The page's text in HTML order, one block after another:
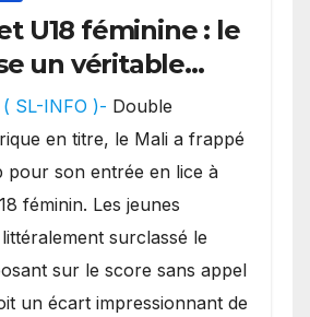
U18 féminine : le
un véritable
et inflige
défaite au
SL-INFO )- Double
en titre, le Mali a frappé
pour son entrée en lice à
féminin. Les jeunes
surclassé le
sur le score sans appel
un écart impressionnant de